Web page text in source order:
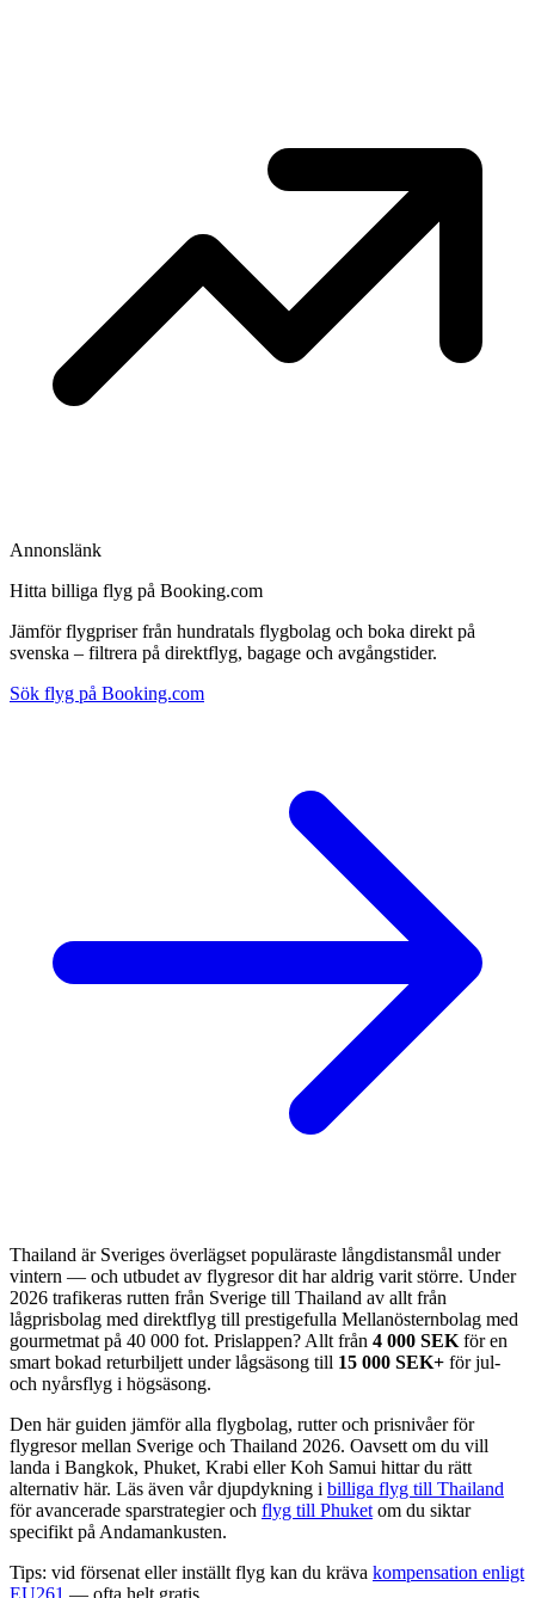
Annonslänk
Hitta billiga flyg på Booking.com
Jämför flygpriser från hundratals flygbolag och boka direkt på
svenska – filtrera på direktflyg, bagage och avgångstider.
Sök flyg på Booking.com
Thailand är Sveriges överlägset populäraste långdistansmål under
vintern — och utbudet av flygresor dit har aldrig varit större. Under
2026 trafikeras rutten från Sverige till Thailand av allt från
lågprisbolag med direktflyg till prestigefulla Mellanösternbolag med
gourmetmat på 40 000 fot. Prislappen? Allt från 4 000 SEK för en
smart bokad returbiljett under lågsäsong till 15 000 SEK+ för jul-
och nyårsflyg i högsäsong.
Den här guiden jämför alla flygbolag, rutter och prisnivåer för
flygresor mellan Sverige och Thailand 2026. Oavsett om du vill
landa i Bangkok, Phuket, Krabi eller Koh Samui hittar du rätt
alternativ här. Läs även vår djupdykning i billiga flyg till Thailand
för avancerade sparstrategier och flyg till Phuket om du siktar
specifikt på Andamankusten.
Tips: vid försenat eller inställt flyg kan du kräva kompensation enligt
EU261 — ofta helt gratis.